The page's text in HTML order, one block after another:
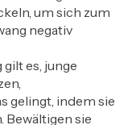
um sich zum
negativ
es, junge
gelingt, indem sie
Bewältigen sie